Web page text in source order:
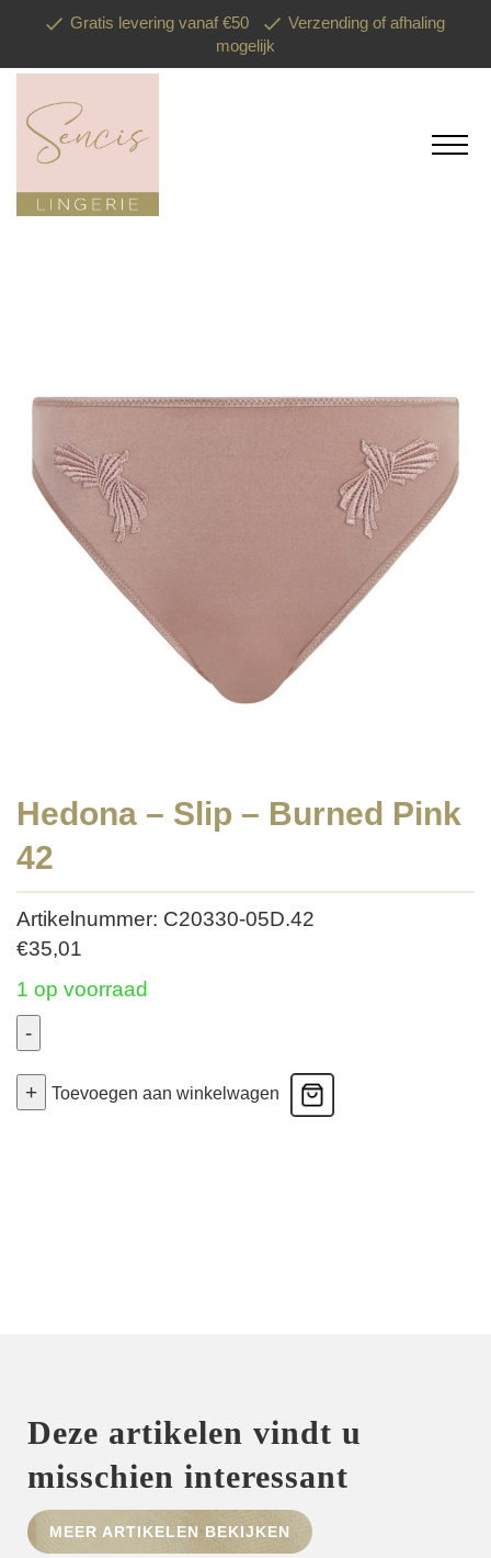
Gratis levering vanaf €50
Verzending of afhaling
mogelijk
HOME
Hedona – Slip – Burned Pink
42
Artikelnummer: C20330-05D.42
€35,01
1 op voorraad
-
+ Toevoegen aan winkelwagen
Deze artikelen vindt u
misschien interessant
MEER ARTIKELEN BEKIJKEN